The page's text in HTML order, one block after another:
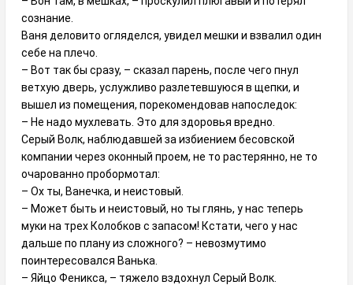
сознание.
Ваня деловито огляделся, увидел мешки и взвалил один
себе на плечо.
– Вот так бы сразу, – сказал парень, после чего пнул
ветхую дверь, услужливо разлетевшуюся в щепки, и
вышел из помещения, порекомендовав напоследок:
– Не надо мухлевать. Это для здоровья вредно.
Серый Волк, наблюдавшей за избиением бесовской
компании через оконный проем, не то растерянно, не то
очарованно пробормотал:
– Ох ты, Ванечка, и неистовый.
– Может быть и неистовый, но ты глянь, у нас теперь
муки на трех Колобков с запасом! Кстати, чего у нас
дальше по плану из сложного? – невозмутимо
поинтересовался Ванька.
– Яйцо Феникса, – тяжело вздохнул Серый Волк.